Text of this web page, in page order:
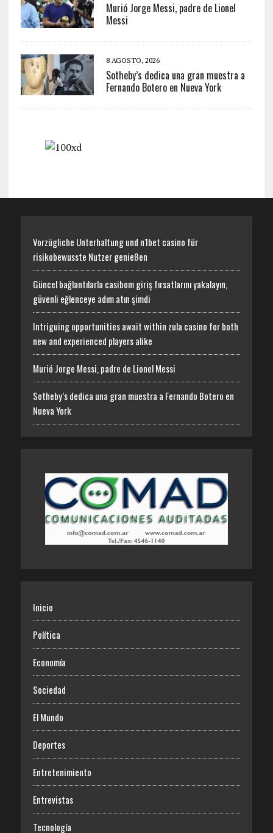
Murió Jorge Messi, padre de Lionel
Messi
8 AGOSTO, 2026
Sotheby’s dedica una gran muestra a
Fernando Botero en Nueva York
Vorzügliche Unterhaltung und n1bet casino für
risikobewusste Nutzer genießen
Güncel bağlantılarla casibom giriş fırsatlarını yakalayın,
güvenli eğlenceye adım atın şimdi
Intriguing opportunities await within zula casino for both
new and experienced players alike
Murió Jorge Messi, padre de Lionel Messi
Sotheby’s dedica una gran muestra a Fernando Botero en
Nueva York
Inicio
Política
Economía
Sociedad
El Mundo
Deportes
Entretenimiento
Entrevistas
Tecnología